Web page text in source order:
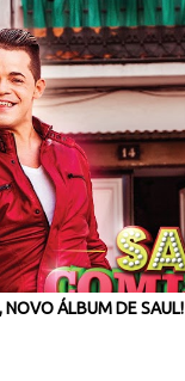
ÁLBUM DE SAUL!